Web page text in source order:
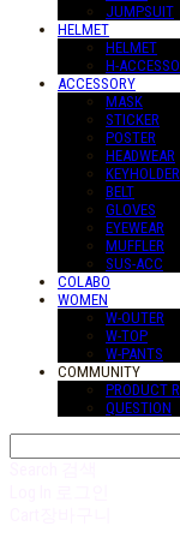
JUMPSUIT
HELMET
HELMET
H-
ACCESSORY
MASK
STICKER
POSTER
HEADWEAR
KEYHOLDER
BELT
GLOVES
EYEWEAR
MUFFLER
SUS-ACC
COLABO
WOMEN
W-OUTER
W-TOP
W-PANTS
COMMUNITY
PRODUCT
QUESTION